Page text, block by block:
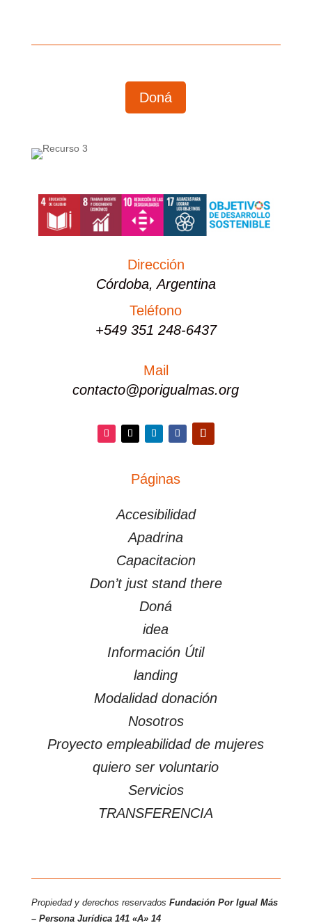
Doná
Dirección
Córdoba, Argentina
Teléfono
+549 351 248-6437
Mail
contacto@porigualmas.org
Facebook
Páginas
Accesibilidad
Apadrina
Capacitacion
Don’t just stand there
Doná
idea
Información Útil
landing
Modalidad donación
Nosotros
Proyecto empleabilidad de mujeres
quiero ser voluntario
Servicios
TRANSFERENCIA
Propiedad y derechos reservados Fundación Por Igual Más
– Persona Jurídica 141 «A» 14